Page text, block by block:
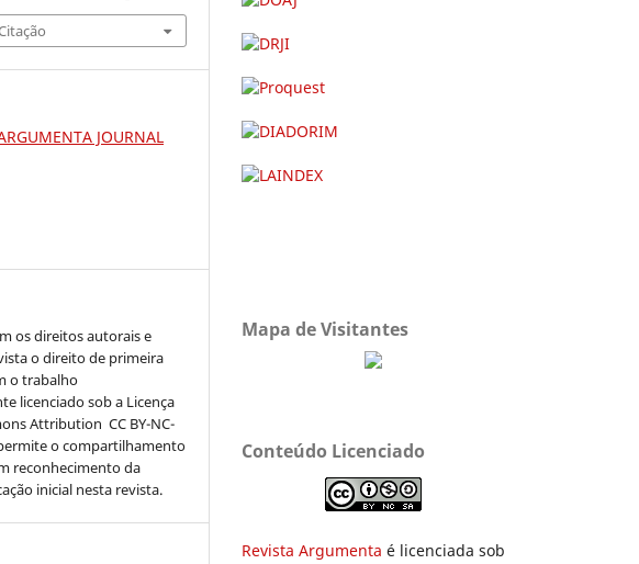
JOURNAL
os direitos autorais e
o direito de primeira
o trabalho
licenciado sob a Licença
Attribution CC BY-NC-
o compartilhamento
reconhecimento da
inicial nesta revista.
Mapa de Visitantes
Conteúdo Licenciado
Revista Argumenta é licenciada sob